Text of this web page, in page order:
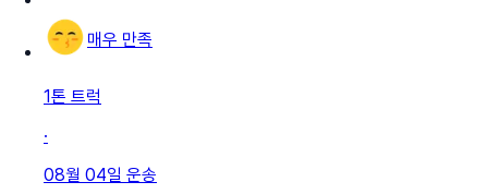
매우 만족
1톤 트럭
·
08월 04일 운송